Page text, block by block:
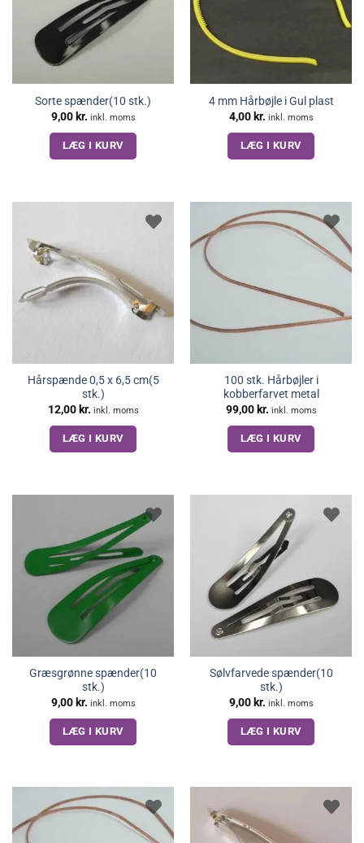
Sorte spænder(10 stk.)
9,00kr. inkl. moms
LÆG I KURV
4 mm Hårbøjle i Gul plast
4,00kr. inkl. moms
LÆG I KURV
Hårspænde 0,5 x 6,5 cm(5
stk.)
12,00kr. inkl. moms
LÆG I KURV
100 stk. Hårbøjler i
kobberfarvet metal
99,00kr. inkl. moms
LÆG I KURV
Græsgrønne spænder(10
stk.)
9,00kr. inkl. moms
LÆG I KURV
Sølvfarvede spænder(10
stk.)
9,00kr. inkl. moms
LÆG I KURV